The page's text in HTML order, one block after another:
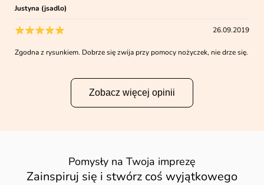
Justyna (jsadlo)
26.09.2019
Zgodna z rysunkiem. Dobrze się zwija przy pomocy nożyczek, nie drze się.
Zobacz więcej opinii
Pomysły na Twoja imprezę
Zainspiruj się i stwórz coś wyjątkowego